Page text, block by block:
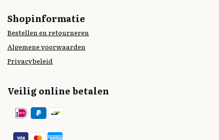
Shopinformatie
Bestellen en retourneren
Algemene voorwaarden
Privacybeleid
Veilig online betalen